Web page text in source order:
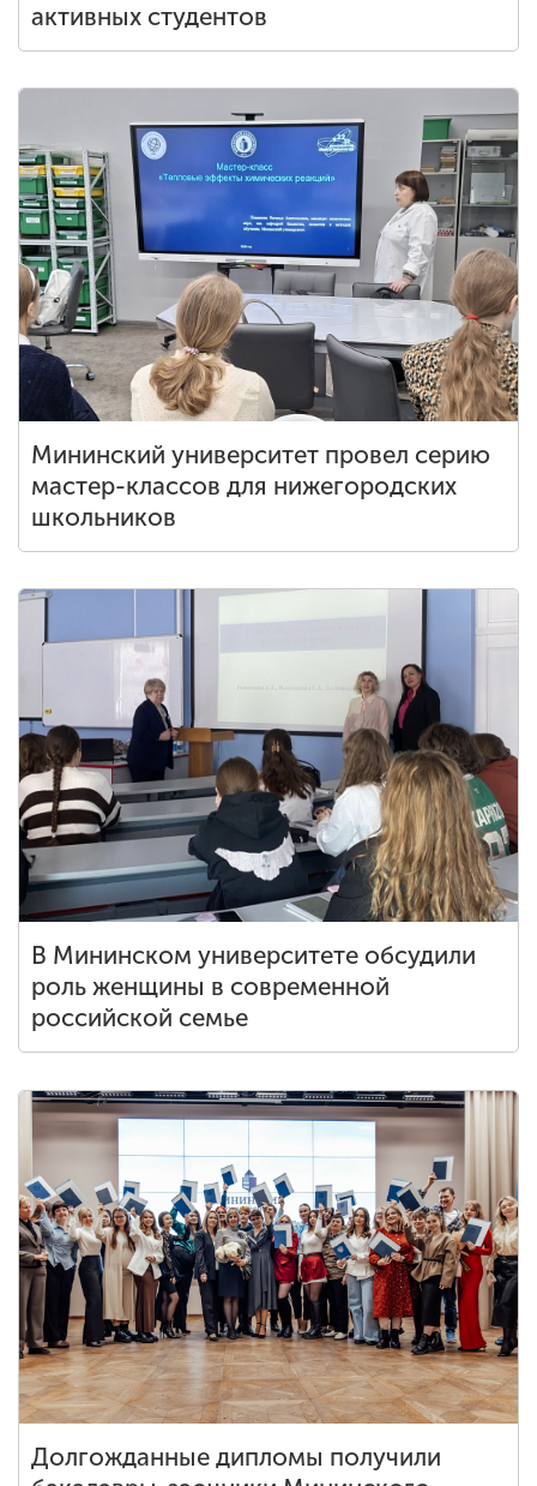
активных студентов
Мининский университет провел серию
мастер-классов для нижегородских
школьников
В Мининском университете обсудили
роль женщины в современной
российской семье
Долгожданные дипломы получили